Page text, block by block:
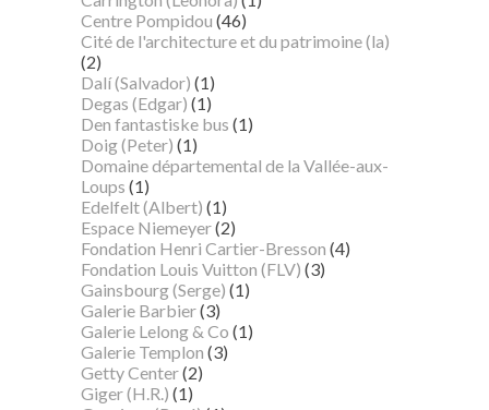
Centre Pompidou (46)
Cité de l'architecture et du patrimoine (la)
(2)
Dalí (Salvador) (1)
Degas (Edgar) (1)
Den fantastiske bus (1)
Doig (Peter) (1)
Domaine départemental de la Vallée-aux-
Loups (1)
Edelfelt (Albert) (1)
Espace Niemeyer(2)
Fondation Henri Cartier-Bresson (4)
Fondation Louis Vuitton (FLV) (3)
Gainsbourg (Serge) (1)
Galerie Barbier(3)
Galerie Lelong & Co (1)
Galerie Templon (3)
Getty Center(2)
Giger (H.R.) (1)